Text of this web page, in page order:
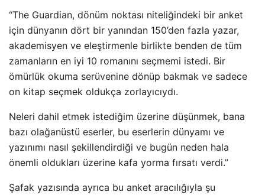
“The Guardian, dönüm noktası niteliğindeki bir anket
için dünyanın dört bir yanından 150’den fazla yazar,
akademisyen ve eleştirmenle birlikte benden de tüm
zamanların en iyi 10 romanını seçmemi istedi. Bir
ömürlük okuma serüvenine dönüp bakmak ve sadece
on kitap seçmek oldukça zorlayıcıydı.
Neleri dahil etmek istediğim üzerine düşünmek, bana
bazı olağanüstü eserler, bu eserlerin dünyamı ve
yazınımı nasıl şekillendirdiği ve bugün neden hala
önemli oldukları üzerine kafa yorma fırsatı verdi.”
Şafak yazısında ayrıca bu anket aracılığıyla şu